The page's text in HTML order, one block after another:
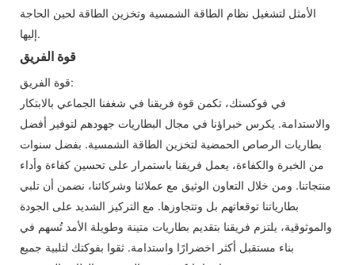
الأمثل لتشغيل نظام الطاقة الشمسية وتخزين الطاقة لحين الحاجة
إليها.
قوة الفريق
قوة الفريق:
في فوكستك، تكمن قوة فريقنا في شغفنا الجماعي بالابتكار
والاستدامة. يكرس خبراؤنا في مجال البطاريات جهودهم لتوفير أفضل
بطاريات الرصاص الحمضية لتخزين الطاقة الشمسية. بفضل سنوات
من الخبرة والكفاءة، يعمل فريقنا باستمرار على تحسين كفاءة وأداء
منتجاتنا. ومن خلال التعاون الوثيق مع عملائنا وشركائنا، نضمن أن تلبي
بطارياتنا توقعاتهم بل وتتجاوزها. مع التركيز الشديد على الجودة
والموثوقية، يلتزم فريقنا بتقديم بطاريات متينة وطويلة الأمد تُسهم في
بناء مستقبل أكثر اخضرارًا واستدامة. ثقوا بفوكتك لتلبية جميع